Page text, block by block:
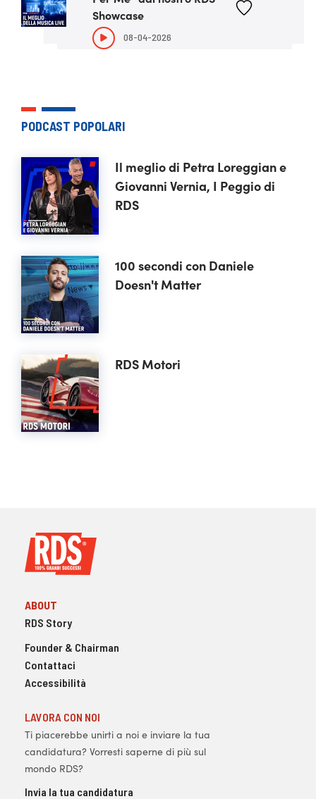
Showcase
08-04-2026
PODCAST POPOLARI
Il meglio di Petra Loreggian e
Giovanni Vernia, I Peggio di
RDS
100 secondi con Daniele
Doesn't Matter
RDS Motori
ABOUT
RDS Story
Founder & Chairman
Contattaci
Accessibilità
LAVORA CON NOI
Ti piacerebbe unirti a noi e inviare la tua
candidatura? Vorresti saperne di più sul
mondo RDS?
Invia la tua candidatura